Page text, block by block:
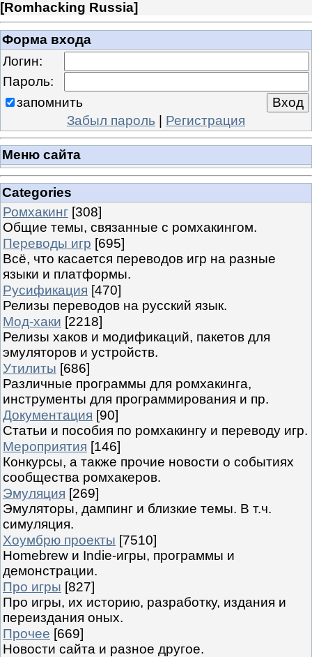
[Romhacking Russia]
Форма входа
Логин:
Пароль:
запомнить
Забыл пароль | Регистрация
Меню сайта
Categories
Ромхакинг [308]
Общие темы, связанные с ромхакингом.
Переводы игр [695]
Всё, что касается переводов игр на разные
языки и платформы.
Русификация [470]
Релизы переводов на русский язык.
Мод-хаки [2218]
Релизы хаков и модификаций, пакетов для
эмуляторов и устройств.
Утилиты [686]
Различные программы для ромхакинга,
инструменты для программирования и пр.
Документация [90]
Статьи и пособия по ромхакингу и переводу игр.
Мероприятия [146]
Конкурсы, а также прочие новости о событиях
сообщества ромхакеров.
Эмуляция [269]
Эмуляторы, дампинг и близкие темы. В т.ч.
симуляция.
Хоумбрю проекты [7510]
Homebrew и Indie-игры, программы и
демонстрации.
Про игры [827]
Про игры, их историю, разработку, издания и
переиздания оных.
Прочее [669]
Новости сайта и разное другое.